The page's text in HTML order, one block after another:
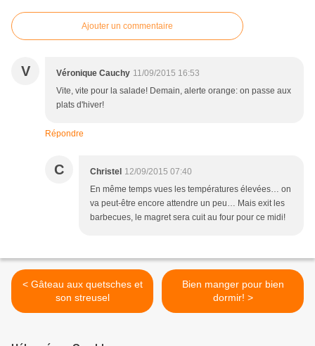
Ajouter un commentaire
V Véronique Cauchy 11/09/2015 16:53
Vite, vite pour la salade! Demain, alerte orange: on passe aux
plats d'hiver!
Répondre
C Christel 12/09/2015 07:40
En même temps vues les températures élevées… on
va peut-être encore attendre un peu… Mais exit les
barbecues, le magret sera cuit au four pour ce midi!
< Gâteau aux quetsches et
son streusel
Bien manger pour bien
dormir! >